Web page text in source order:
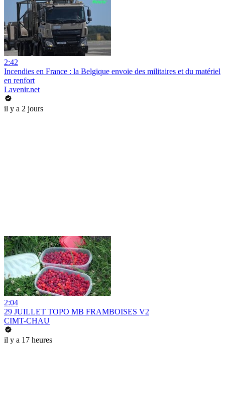
2:42
Incendies en France : la Belgique envoie des militaires et du matériel
en renfort
Lavenir.net
il y a 2 jours
2:04
29 JUILLET TOPO MB FRAMBOISES V2
CIMT-CHAU
il y a 17 heures